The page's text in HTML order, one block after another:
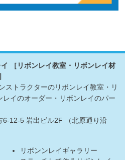
［リボンレイ教室・リボンレイ材
ストラクターのリボンレイ教室・リ
イのオーダー・リボンレイのパー
12-5 岩出ビル2F （北原通り沿
リボンンレイギャラリー